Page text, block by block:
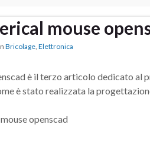
mouse
Bricolage, Elettronica
è il terzo articolo dedicato al
è stato realizzata la